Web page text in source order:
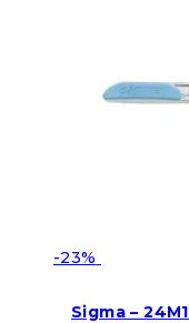
-23%
Sigma –